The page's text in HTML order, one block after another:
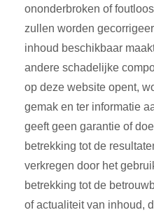
ononderbroken of
zullen worden
inhoud beschikbaar
andere schadelijke
op deze website opent,
gemak en ter informatie
geeft geen garantie of
betrekking tot de
verkregen door het
betrekking tot de
of actualiteit van inhoud,